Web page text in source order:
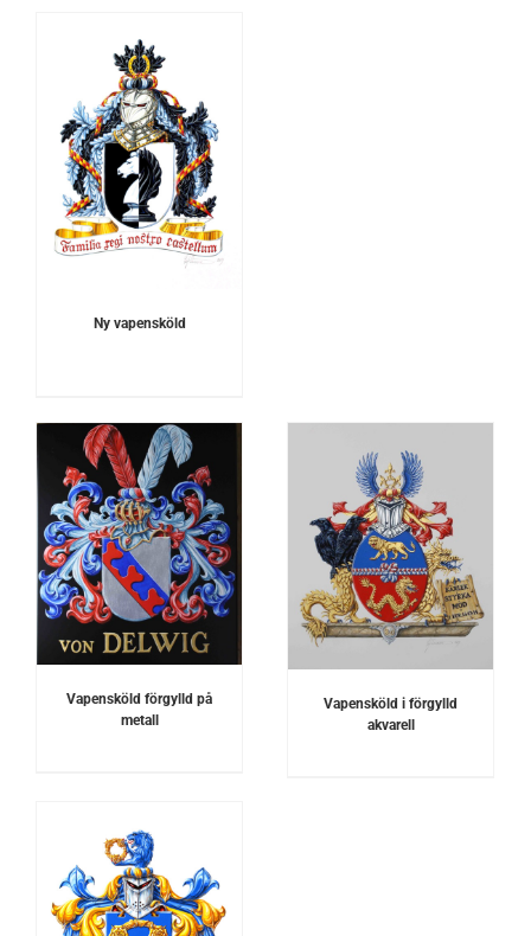
Ny vapensköld
Vapensköld förgylld på
metall
DETALJER
Vapensköld i förgylld
akvarell